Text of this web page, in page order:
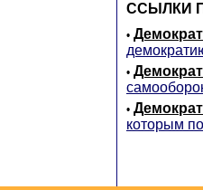
ССЫЛКИ
•
•
•
которым